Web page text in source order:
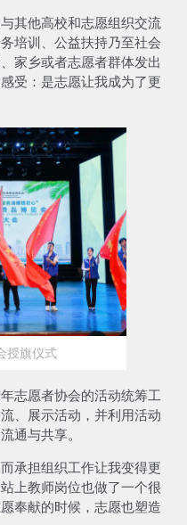
其他高校和志愿组织交流
培训、公益扶持乃至社会
家乡或者志愿者群体发出
受： 是志愿让我成为了更
授旗仪式
志愿者协会的活动统筹工
、展示活动，并利用活动
通与共享。
承担组织工作让我变得更
上教师岗位也做了一个很
奉献的时候，志愿也塑造